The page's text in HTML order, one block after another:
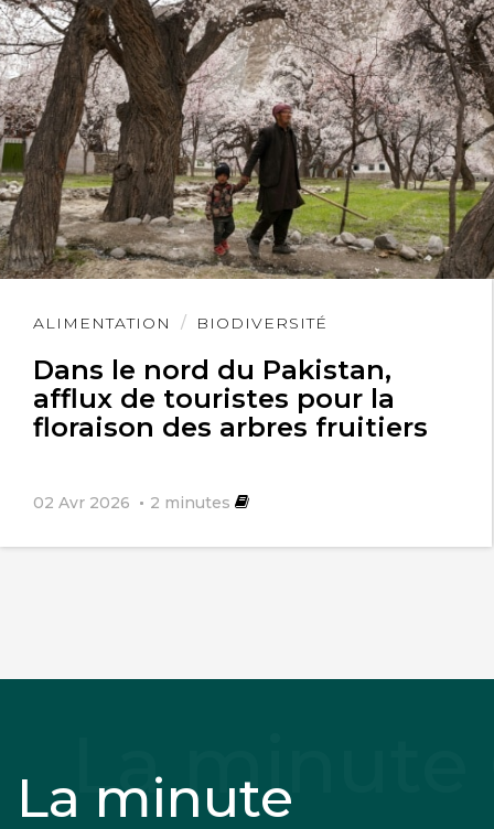
ALIMENTATION BIODIVERSITÉ
Dans le nord du Pakistan,
afflux de touristes pour la
floraison des arbres fruitiers
02 Avr 2026 2 minutes
Lire
La minute